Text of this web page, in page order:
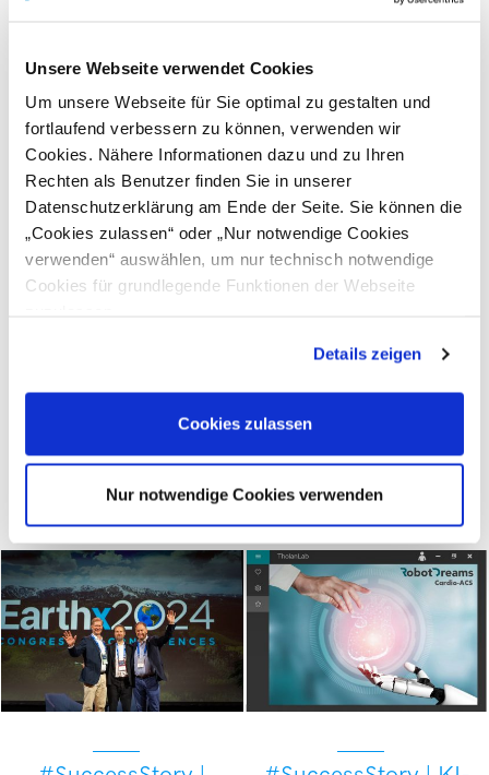
Unsere Webseite verwendet Cookies
Um unsere Webseite für Sie optimal zu gestalten und
fortlaufend verbessern zu können, verwenden wir
Cookies. Nähere Informationen dazu und zu Ihren
Rechten als Benutzer finden Sie in unserer
Datenschutzerklärung am Ende der Seite. Sie können die
„Cookies zulassen“ oder „Nur notwendige Cookies
verwenden“ auswählen, um nur technisch notwendige
Cookies für grundlegende Funktionen der Webseite
Details zeigen
Cookies zulassen
Nur notwendige Cookies verwenden
© Klangkulisse
Weitere Success Stories